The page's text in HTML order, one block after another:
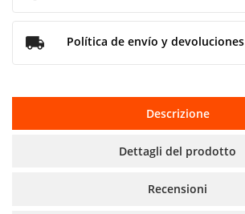
Política de envío y devoluciones
Descrizione
Dettagli del prodotto
Recensioni